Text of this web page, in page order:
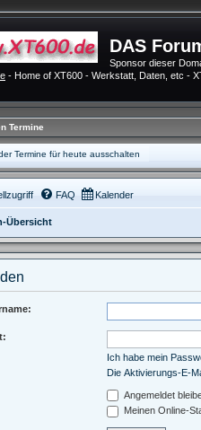
DAS
Sponsor dieser
- Home of XT600 - Werkstatt, Daten, etc -
Termine
Termine für heute ausschalten
FAQ Kalender
Übersicht
Ich habe mein
Die Aktivierungs-E-
Angemeldet
Meinen Online-